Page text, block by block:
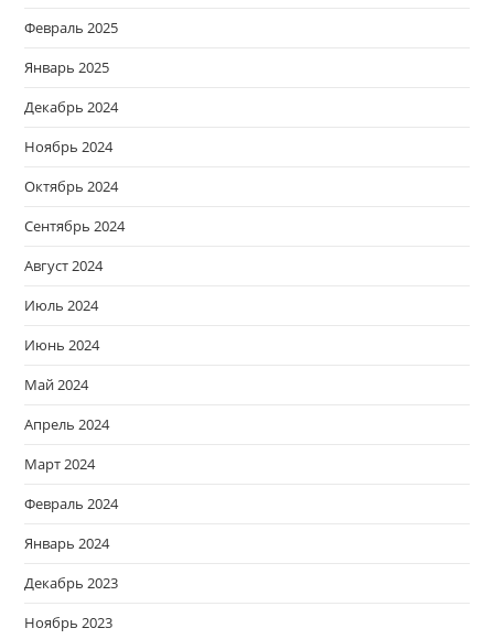
Февраль 2025
Январь 2025
Декабрь 2024
Ноябрь 2024
Октябрь 2024
Сентябрь 2024
Август 2024
Июль 2024
Июнь 2024
Май 2024
Апрель 2024
Март 2024
Февраль 2024
Январь 2024
Декабрь 2023
Ноябрь 2023